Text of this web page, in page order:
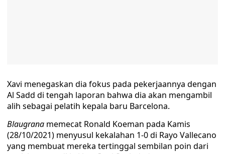
Xavi menegaskan dia fokus pada pekerjaannya dengan
Al Sadd di tengah laporan bahwa dia akan mengambil
alih sebagai pelatih kepala baru Barcelona.
Blaugrana memecat Ronald Koeman pada Kamis
(28/10/2021) menyusul kekalahan 1-0 di Rayo Vallecano
yang membuat mereka tertinggal sembilan poin dari